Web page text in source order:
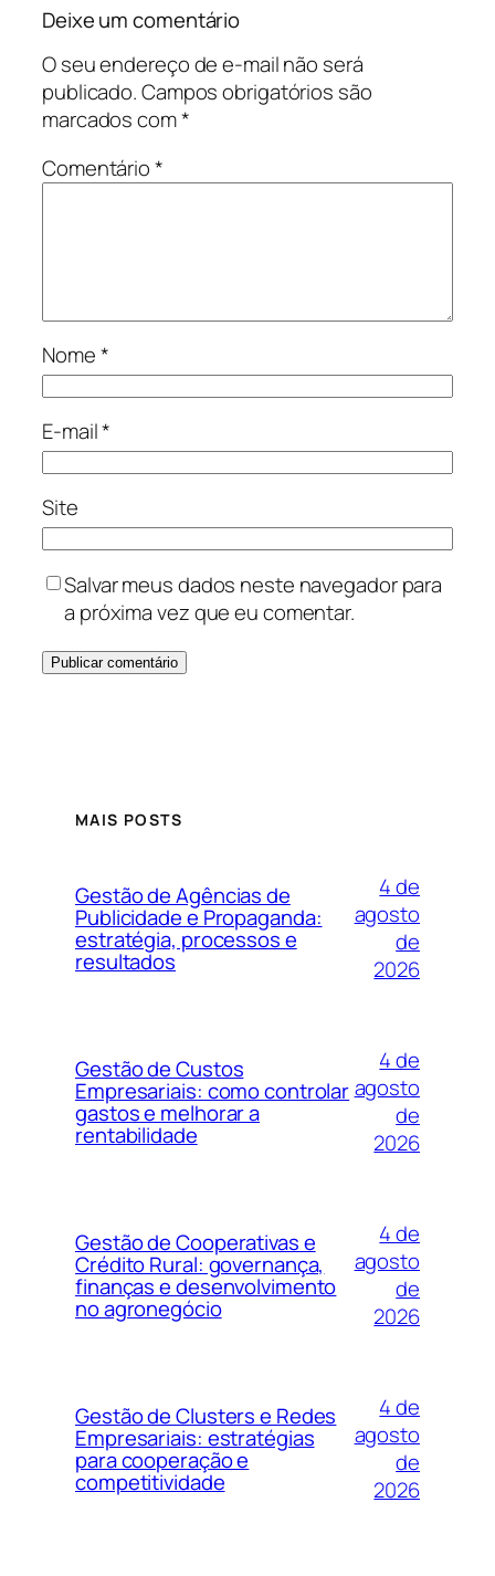
Deixe um comentário
O seu endereço de e-mail não será
publicado.Campos obrigatórios são
marcados com*
Comentário*
Nome*
E-mail*
Site
Salvar meus dados neste navegador para
a próxima vez que eu comentar.
MAIS POSTS
Gestão de Agências de
Publicidade e Propaganda:
estratégia, processos e
resultados
4 de
agosto
de
2026
Gestão de Custos
Empresariais: como controlar
gastos e melhorar a
rentabilidade
4 de
agosto
de
2026
Gestão de Cooperativas e
Crédito Rural: governança,
finanças e desenvolvimento
no agronegócio
4 de
agosto
de
2026
Gestão de Clusters e Redes
Empresariais: estratégias
para cooperação e
competitividade
4 de
agosto
de
2026